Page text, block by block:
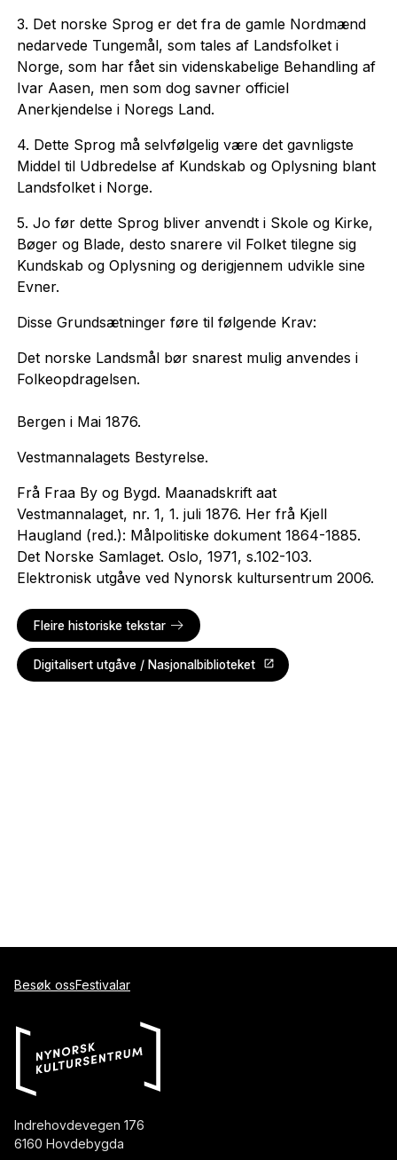
3. Det norske Sprog er det fra de gamle Nordmænd
nedarvede Tungemål, som tales af Landsfolket i
Norge, som har fået sin videnskabelige Behandling af
Ivar Aasen, men som dog savner officiel
Anerkjendelse i Noregs Land.
4. Dette Sprog må selvfølgelig være det gavnligste
Middel til Udbredelse af Kundskab og Oplysning blant
Landsfolket i Norge.
5. Jo før dette Sprog bliver anvendt i Skole og Kirke,
Bøger og Blade, desto snarere vil Folket tilegne sig
Kundskab og Oplysning og derigjennem udvikle sine
Evner.
Disse Grundsætninger føre til følgende Krav:
Det norske Landsmål bør snarest mulig anvendes i
Folkeopdragelsen.
Bergen i Mai 1876.
Vestmannalagets Bestyrelse.
Frå Fraa By og Bygd. Maanadskrift aat
Vestmannalaget, nr. 1, 1. juli 1876. Her frå Kjell
Haugland (red.): Målpolitiske dokument 1864-1885.
Det Norske Samlaget. Oslo, 1971, s.102-103.
Elektronisk utgåve ved Nynorsk kultursentrum 2006.
Fleire historiske tekstar
Digitalisert utgåve / Nasjonalbiblioteket
Besøk ossFestivalar
Indrehovdevegen 176
6160 Hovdebygda